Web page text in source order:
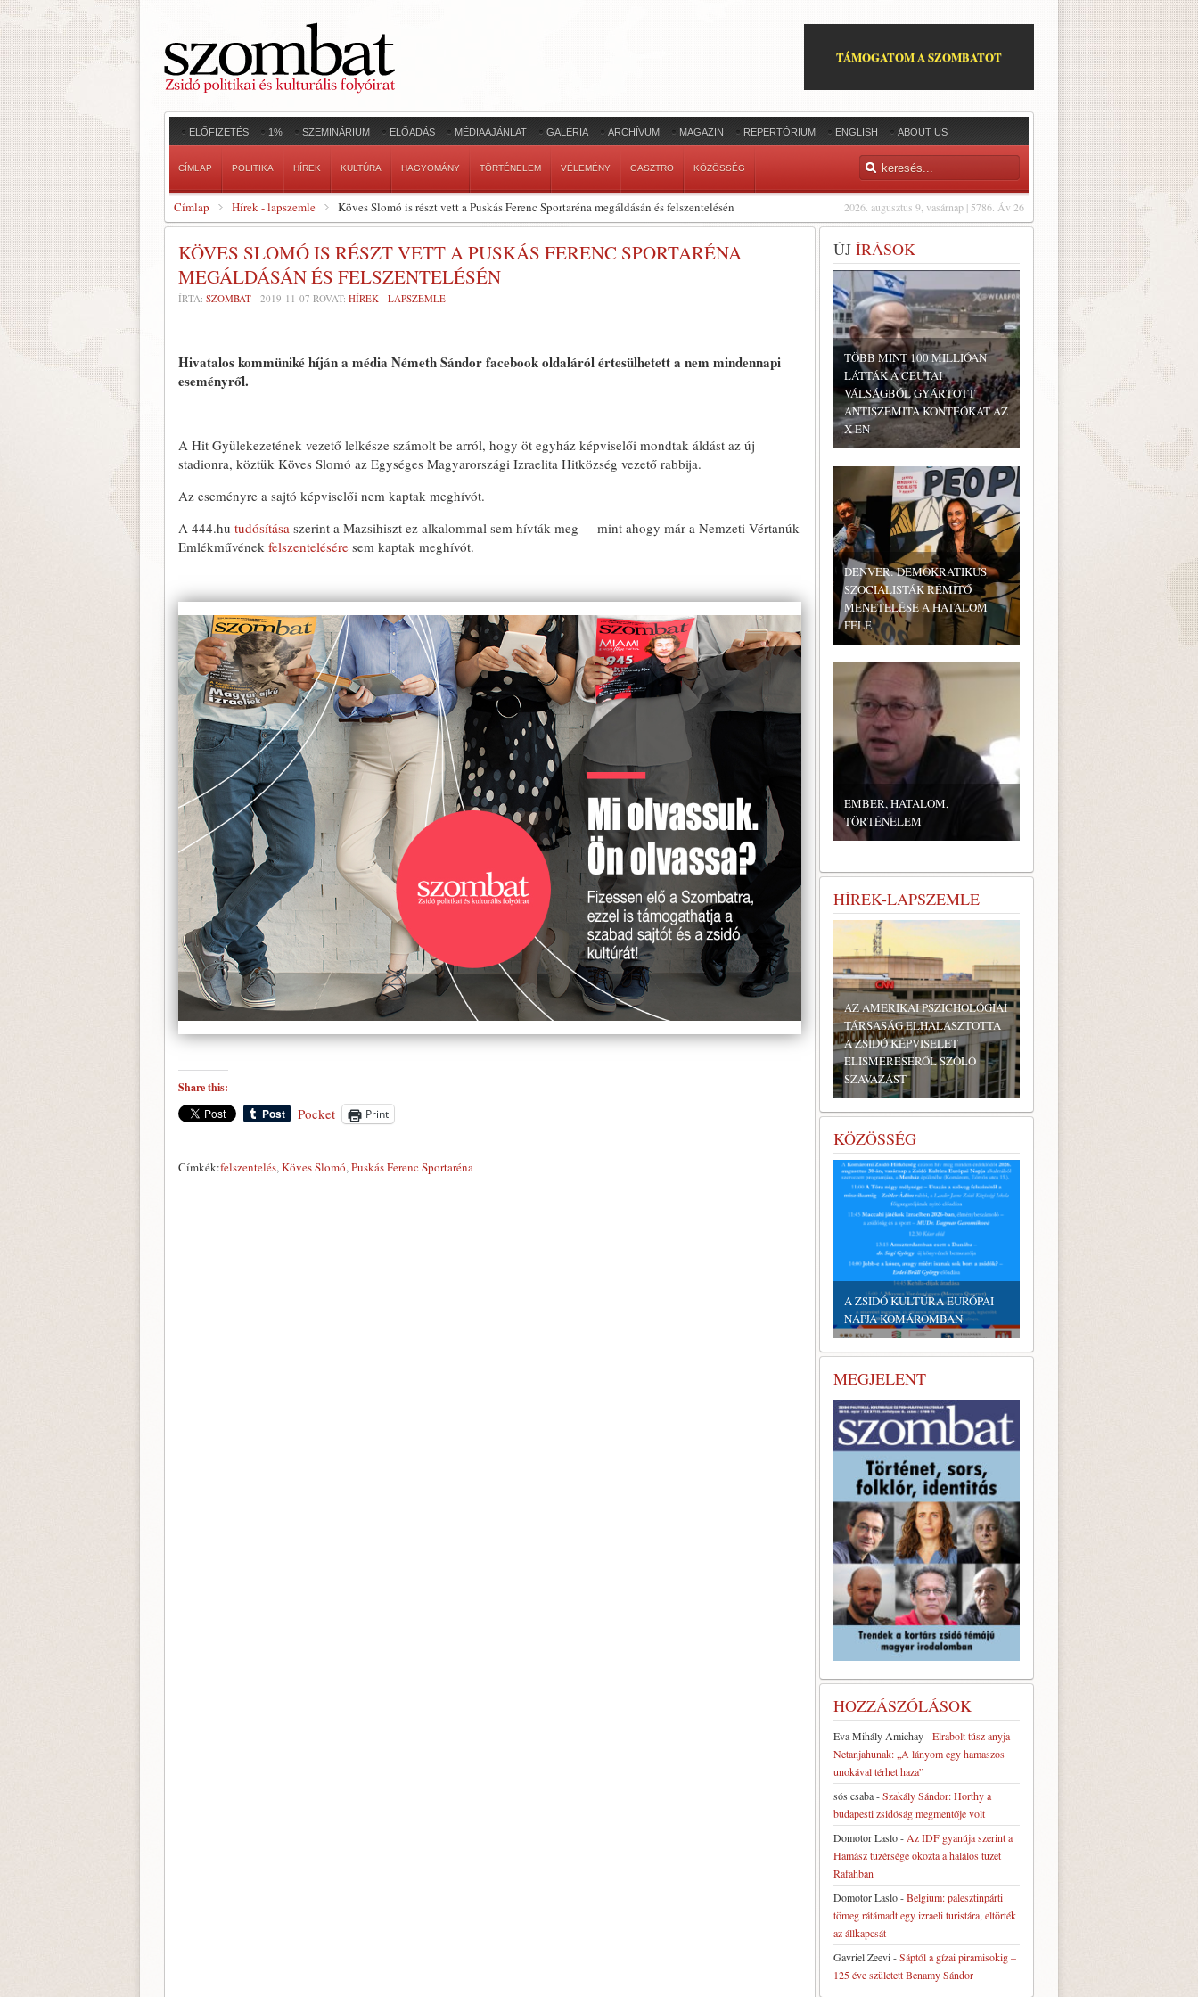
TÁMOGATOM A SZOMBATOT
ELŐFIZETÉS 1% SZEMINÁRIUM ELŐADÁS MÉDIAAJÁNLAT GALÉRIA ARCHÍVUM MAGAZIN REPERTÓRIUM ENGLISH ABOUT US
CÍMLAP POLITIKA HÍREK KULTÚRA HAGYOMÁNY TÖRTÉNELEM VÉLEMÉNY GASZTRO KÖZÖSSÉG
2026. augusztus 9, vasárnap | 5786. Áv 26
Címlap Hírek - lapszemle Köves Slomó is részt vett a Puskás Ferenc Sportaréna megáldásán és felszentelésén
KÖVES SLOMÓ IS RÉSZT VETT A PUSKÁS FERENC SPORTARÉNA
MEGÁLDÁSÁN ÉS FELSZENTELÉSÉN
ÍRTA: SZOMBAT - 2019-11-07 ROVAT: HÍREK - LAPSZEMLE
Hivatalos kommüniké híján a média Németh Sándor facebook oldaláról értesülhetett a nem mindennapi
eseményről.
A Hit Gyülekezetének vezető lelkésze számolt be arról, hogy öt egyház képviselői mondtak áldást az új
stadionra, köztük Köves Slomó az Egységes Magyarországi Izraelita Hitközség vezető rabbija.
Az eseményre a sajtó képviselői nem kaptak meghívót.
A 444.hu tudósítása szerint a Mazsihiszt ez alkalommal sem hívták meg – mint ahogy már a Nemzeti Vértanúk
Emlékművének felszentelésére sem kaptak meghívót.
Share this:
Pocket Print
Címkék:felszentelés,Köves Slomó,Puskás Ferenc Sportaréna
ÚJ ÍRÁSOK
TÖBB MINT 100 MILLIÓAN
LÁTTÁK A CEUTAI
VÁLSÁGBÓL GYÁRTOTT
ANTISZEMITA KONTEÓKAT AZ
X-EN
DENVER: DEMOKRATIKUS
SZOCIALISTÁK RÉMÍTŐ
MENETELÉSE A HATALOM
FELÉ
EMBER, HATALOM,
TÖRTÉNELEM
HÍREK-LAPSZEMLE
AZ AMERIKAI PSZICHOLÓGIAI
TÁRSASÁG ELHALASZTOTTA
A ZSIDÓ KÉPVISELET
ELISMERÉSÉRŐL SZÓLÓ
SZAVAZÁST
KÖZÖSSÉG
A ZSIDÓ KULTÚRA EURÓPAI
NAPJA KOMÁROMBAN
MEGJELENT
HOZZÁSZÓLÁSOK
Eva Mihály Amichay-Elrabolt túsz anyja
Netanjahunak: „A lányom egy hamaszos
unokával térhet haza”
sós csaba-Szakály Sándor: Horthy a
budapesti zsidóság megmentője volt
Domotor Laslo- Az IDF gyanúja szerint a
Hamász tüzérsége okozta a halálos tüzet
Rafahban
Domotor Laslo-Belgium: palesztinpárti
tömeg rátámadt egy izraeli turistára, eltörték
az állkapcsát
Gavriel Zeevi-Sáptól a gízai piramisokig –
125 éve született Benamy Sándor